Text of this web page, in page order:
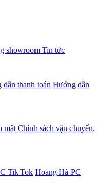
showroom Tin tức
dẫn thanh toán Hướng dẫn
mật Chính sách vận chuyển,
Tik Tok Hoàng Hà PC